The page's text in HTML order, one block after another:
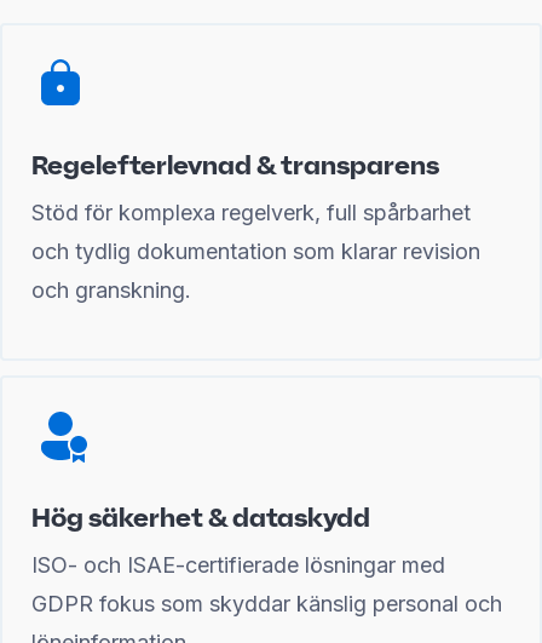
Regelefterlevnad & transparens
Stöd för komplexa regelverk, full spårbarhet
och tydlig dokumentation som klarar revision
och granskning.
Hög säkerhet & dataskydd
ISO- och ISAE-certifierade lösningar med
GDPR fokus som skyddar känslig personal och